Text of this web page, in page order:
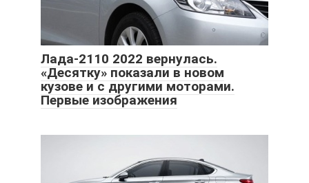
Лада-2110 2022 вернулась.
«Десятку» показали в новом
кузове и с другими моторами.
Первые изображения